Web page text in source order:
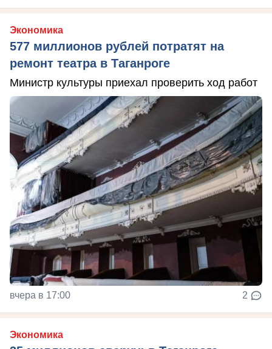
Экономика
577 миллионов рублей потратят на
ремонт театра в Таганроге
Министр культуры приехал проверить ход работ
вчера в 17:00 2
Экономика